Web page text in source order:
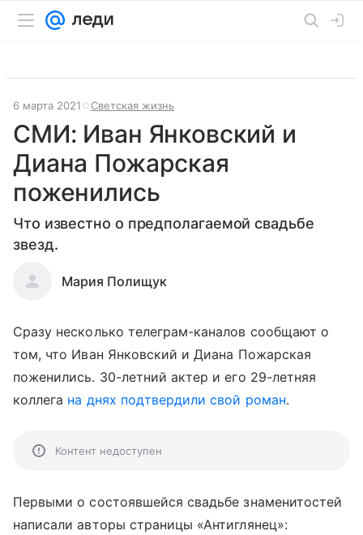
6 марта 2021 Светская жизнь
СМИ: Иван Янковский и
Диана Пожарская
поженились
Что известно о предполагаемой свадьбе
звезд.
Мария Полищук
Сразу несколько телеграм-каналов сообщают о
том, что Иван Янковский и Диана Пожарская
поженились. 30-летний актер и его 29-летняя
коллега на днях подтвердили свой роман.
Контент недоступен
Первыми о состоявшейся свадьбе знаменитостей
написали авторы страницы «Антиглянец»: